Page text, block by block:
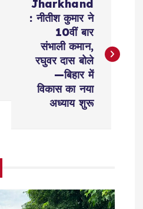
Jharkhand
: नीतीश कुमार ने
10वीं बार
संभाली कमान,
रघुवर दास बोले
—बिहार में
विकास का नया
अध्याय शुरू